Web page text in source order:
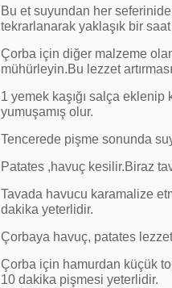
Bu et suyundan her
tekrarlanarak yaklaşık bir saat
Çorba için diğer malzeme
mühürleyin.Bu lezzet
1 yemek kaşığı salça
yumuşamış olur.
Tencerede pişme sonunda
Patates ,havuç kesilir.Biraz
Tavada havucu karamalize
dakika yeterlidir.
Çorbaya havuç, patates
Çorba için hamurdan küçük
10 dakika pişmesi yeterlidir.